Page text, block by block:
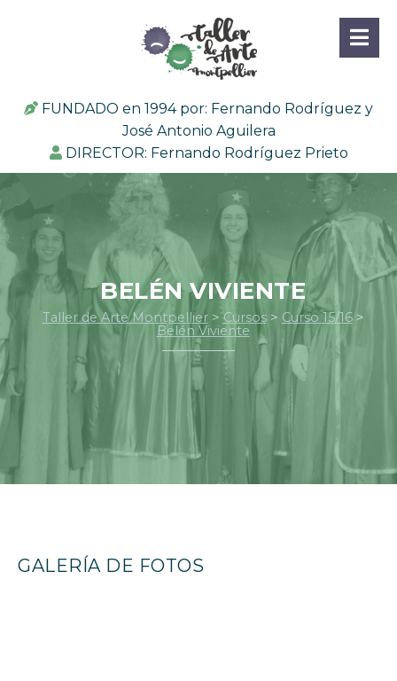
FUNDADO en 1994 por: Fernando Rodríguez y
José Antonio Aguilera
DIRECTOR: Fernando Rodríguez Prieto
BELÉN VIVIENTE
Taller de Arte Montpellier>Cursos> Curso 15/16>
Belén Viviente
GALERÍA DE FOTOS